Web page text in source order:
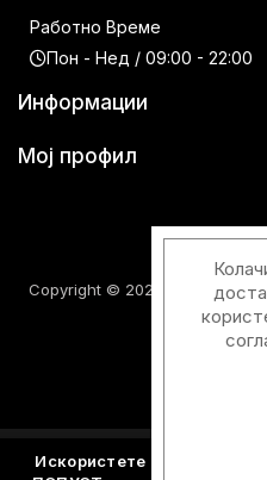
Работно Време
Пон - Нед / 09:00 - 22:00
Информации
Мој профил
Copyright © 2026 Шатци
Designed
Искористете го